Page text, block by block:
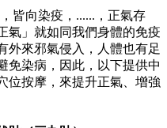
皆向染疫，......，正氣存
氣」就如同我們身體的免疫
外來邪氣侵入，人體也有足
免染病，因此，以下提供中
按摩，來提升正氣、增強